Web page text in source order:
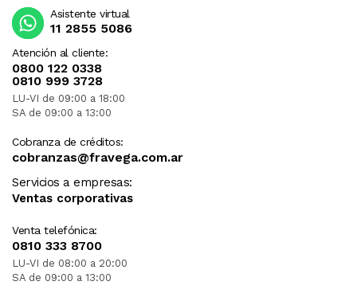
Atención al cliente:
0800 122 0338
0810 999 3728
LU-VI de 09:00 a 18:00
SA de 09:00 a 13:00
Cobranza de créditos:
cobranzas@fravega.com.ar
Servicios a empresas:
Ventas corporativas
Venta telefónica:
0810 333 8700
LU-VI de 08:00 a 20:00
SA de 09:00 a 13:00
Asistente virtual
11 2855 5086